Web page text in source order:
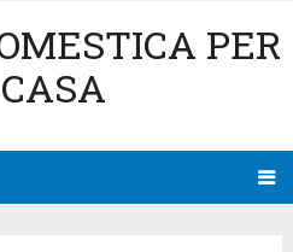
PER